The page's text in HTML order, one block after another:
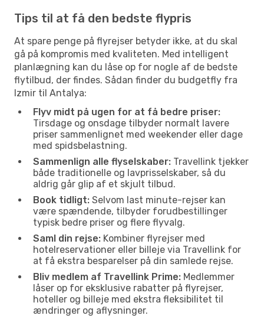
Tips til at få den bedste flypris
At spare penge på flyrejser betyder ikke, at du skal
gå på kompromis med kvaliteten. Med intelligent
planlægning kan du låse op for nogle af de bedste
flytilbud, der findes. Sådan finder du budgetfly fra
Izmir til Antalya:
Flyv midt på ugen for at få bedre priser:
Tirsdage og onsdage tilbyder normalt lavere
priser sammenlignet med weekender eller dage
med spidsbelastning.
Sammenlign alle flyselskaber: Travellink tjekker
både traditionelle og lavprisselskaber, så du
aldrig går glip af et skjult tilbud.
Book tidligt: Selvom last minute-rejser kan
være spændende, tilbyder forudbestillinger
typisk bedre priser og flere flyvalg.
Saml din rejse: Kombiner flyrejser med
hotelreservationer eller billeje via Travellink for
at få ekstra besparelser på din samlede rejse.
Bliv medlem af Travellink Prime: Medlemmer
låser op for eksklusive rabatter på flyrejser,
hoteller og billeje med ekstra fleksibilitet til
ændringer og aflysninger.